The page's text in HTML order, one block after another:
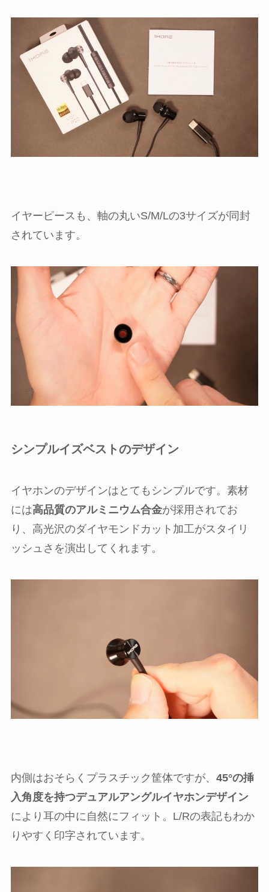
イヤーピースも、軸の丸いS/M/Lの3サイズが同封
されています。
シンプルイズベストのデザイン
イヤホンのデザインはとてもシンプルです。素材
には高品質のアルミニウム合金が採用されてお
り、高光沢のダイヤモンドカット加工がスタイリ
ッシュさを演出してくれます。
内側はおそらくプラスチック筐体ですが、 45°の挿
入角度を持つデュアルアングルイヤホンデザイン
により耳の中に自然にフィット。L/Rの表記もわか
りやすく印字されています。